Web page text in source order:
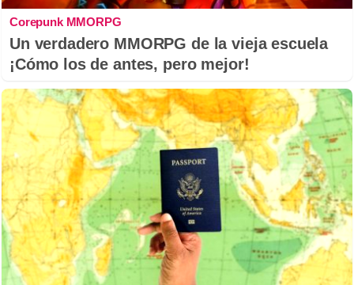
Corepunk MMORPG
Un verdadero MMORPG de la vieja escuela
¡Cómo los de antes, pero mejor!